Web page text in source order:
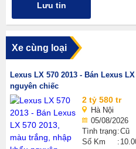
Lưu tin
Xe cùng loại
Lexus LX 570 2013 - Bán Lexus
nguyên chiếc
2 tỷ 580 tr
Hà Nội
05/08/2026
Tình trạng Cũ
Số Km